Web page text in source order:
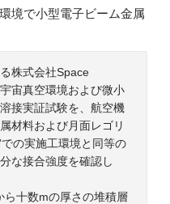
境で小型電子ビーム金属
株式会社Space
宙真空環境および微小
接実証試験を、航空機
材料および月面レゴリ
の実施工環境と同等の
な接合強度を確認し
十数mの厚さの堆積層